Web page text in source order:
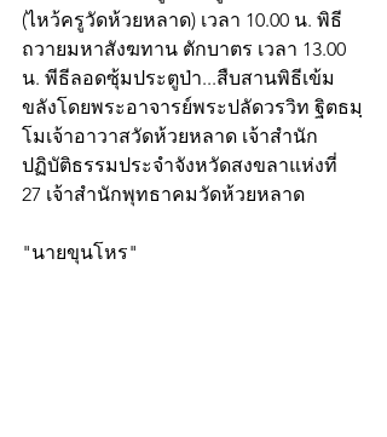
(ไหว้ครูวัดห้วยหลาด) เวลา 10.00 น. พิธี
ถวายมหาสังฆทาน ตักบาตร เวลา 13.00
น. พีธีลอดซุ้มประตูป่า...สืบสานพิธีเข้ม
ขลังโดยพระอาจารย์พระปลัดวรวิท ฐิตธมฺ
โมเจ้าอาวาสวัดห้วยหลาด เจ้าสำนัก
ปฏิบัติธรรมประจำจังหวัดสงขลาแห่งที่
27 เจ้าสำนักพุทธาคมวัดห้วยหลาด
"นายขุนโหร"